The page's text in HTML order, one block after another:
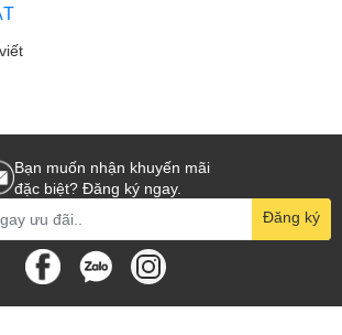
Bạn muốn nhận khuyến mãi
đặc biệt? Đăng ký ngay.
Đăng ký